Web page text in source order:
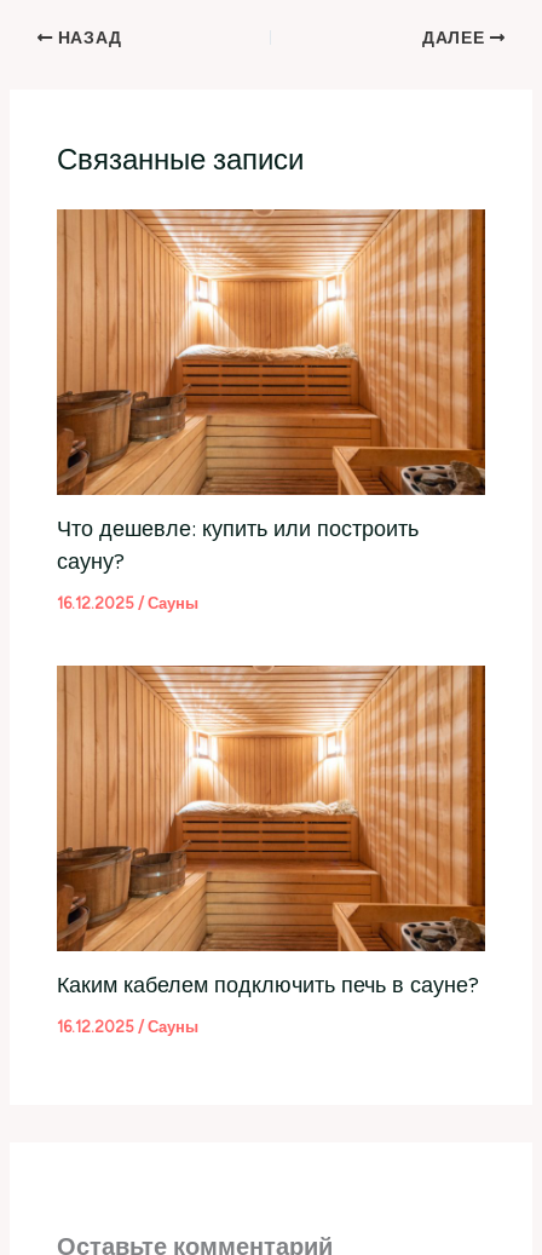
НАЗАД ДАЛЕЕ
Связанные записи
Что дешевле: купить или построить
сауну?
16.12.2025/Сауны
Каким кабелем подключить печь в сауне?
16.12.2025/Сауны
Оставьте комментарий